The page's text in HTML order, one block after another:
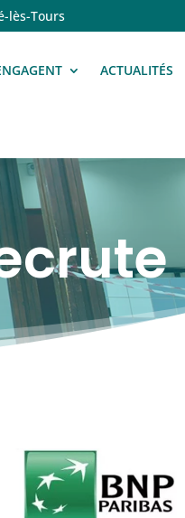
lès-Tours
ACTUALITÉS